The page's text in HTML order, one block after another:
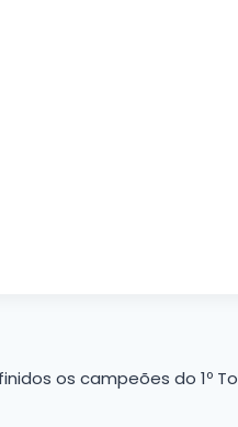
os campeões do 1º